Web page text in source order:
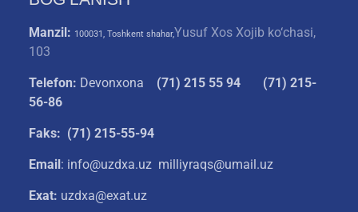
Manzil: 100031, Toshkent shahar,Yusuf Xos Xojib ko‘chasi,
103
Telefon: Devonxona (71) 215 55 94
(71) 215-
56-86
Faks: (71) 215-55-94
Email : info@uzdxa.uz milliyraqs@umail.uz
Exat: uzdxa@exat.uz